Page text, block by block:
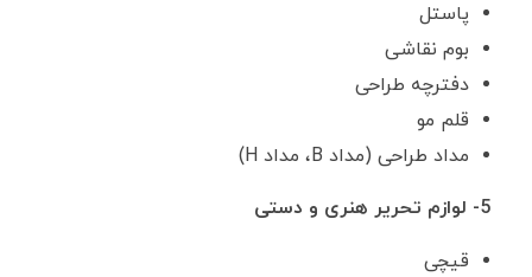
پاستل
بوم نقاشی
دفترچه طراحی
قلم مو
مداد طراحی (مداد B، مداد H)
5- لوازم تحریر هنری و دستی
قیچی